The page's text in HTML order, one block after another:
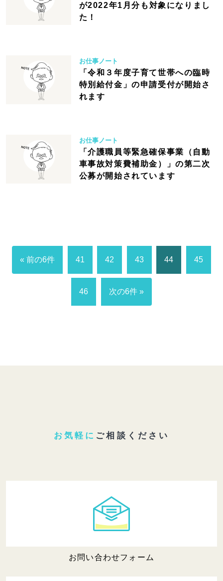
が2022年1月分も対象になりまし
た！
お仕事ノート
「令和３年度子育て世帯への臨時
特別給付金」の申請受付が開始さ
れます
お仕事ノート
「介護職員等緊急確保事業（自動
車事故対策費補助金）」の第二次
公募が開始されています
« 前の6件 41 42 43 44 45
46 次の6件 »
お気軽に ご相談ください
お問い合わせフォーム